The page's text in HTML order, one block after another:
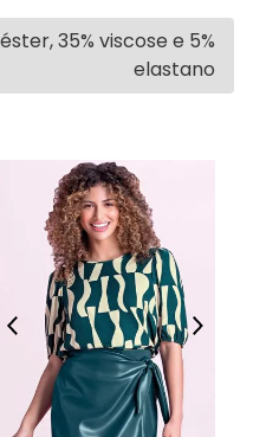
35% viscose e 5%
elastano